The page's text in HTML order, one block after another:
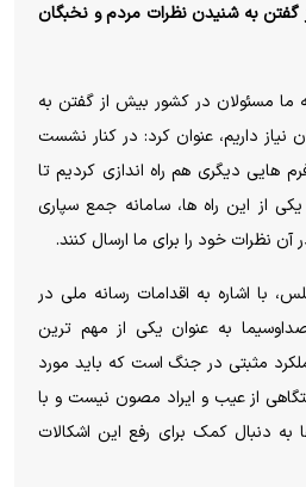
به شنیدن نظرات مردم و نخبگان
ما مسئولان در کشور بیش از گفتن به
داریم، عنوان کرد: در کنار نشست
هایی دیگری هم راه اندازی کردیم تا
از این راه ها، سامانه جمع سپاری
نظرات خود را برای ما ارسال کنند.
با اشاره به اقدامات رسانه ملی در
به عنوان یکی از مهم ترین
مثبتی در جنگ است که باید مورد
از عیب و ایراد مصون نیست و با
دنبال کمک برای رفع این اشکالات